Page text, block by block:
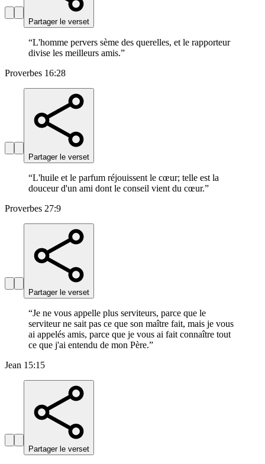
Partager le verset
“L'homme pervers sème des querelles, et le rapporteur
divise les meilleurs amis.”
Proverbes 16:28
Partager le verset
“L'huile et le parfum réjouissent le cœur; telle est la
douceur d'un ami dont le conseil vient du cœur.”
Proverbes 27:9
Partager le verset
“Je ne vous appelle plus serviteurs, parce que le
serviteur ne sait pas ce que son maître fait, mais je vous
ai appelés amis, parce que je vous ai fait connaître tout
ce que j'ai entendu de mon Père.”
Jean 15:15
Partager le verset